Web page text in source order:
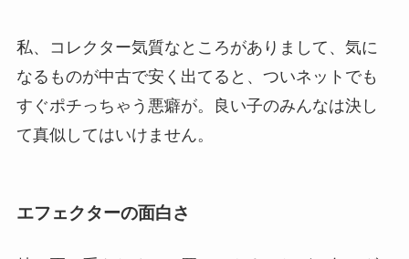
私、コレクター気質なところがありまして、気に
なるものが中古で安く出てると、ついネットでも
すぐポチっちゃう悪癖が。良い子のみんなは決し
て真似してはいけません。
エフェクターの面白さ